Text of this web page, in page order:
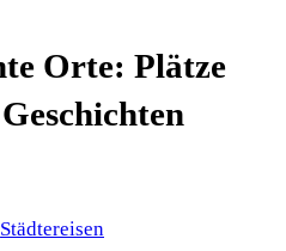
Orte: Plätze
Städtereisen